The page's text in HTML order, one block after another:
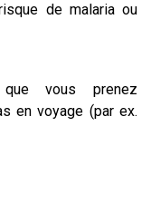
de malaria ou
vous prenez
en voyage (par ex.